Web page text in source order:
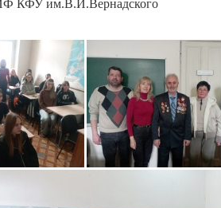
КФУ им.В.И.Вернадского